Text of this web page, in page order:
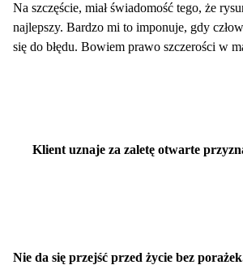
Na szczęście, miał świadomość tego, że
najlepszy. Bardzo mi to imponuje, gdy
się do błędu. Bowiem prawo szczerości w
Klient uznaje za zaletę otwarte
Nie da się przejść przed życie bez